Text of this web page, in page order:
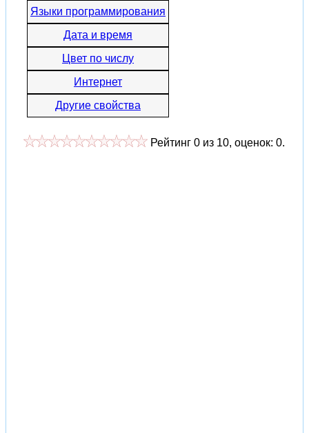
Языки программирования
Дата и время
Цвет по числу
Интернет
Другие свойства
Рейтинг 0 из 10, оценок: 0.